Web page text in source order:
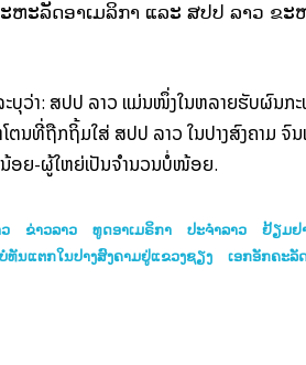
ຫະລັດອາເມລິກາ ແລະ ສປປ ລາວ ຂະ
ະບຸວ່າ: ສປປ ລາວ ແມ່ນໜຶ່ງໃນຫລາຍຮັບຜົນກ
ໂຕນທີ່ຖືກຖິ້ມໃສ່ ສປປ ລາວ ໃນປາງສົງຄາມ ຈົ
ນ້ອຍ-ຜູ້ໃຫຍ່ເປັນຈໍານວນບໍ່ໜ້ອຍ.
ຂ່າວລາວ ທູດອາເມຣິກາ ປະຈຳລາວ
ຢ້ຽມຢ
ທັນແຕກໃນປາງສົງຄາມຢູ່ແຂວງຊຽງ ເອກ​ອັກ​ຄະ​ລັ